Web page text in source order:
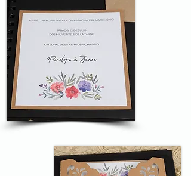
papel kraft tenerife